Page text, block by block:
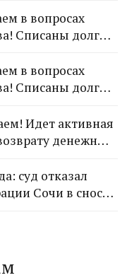
о взыскании с
650 000 рублей!
в вопросах
Списаны долги
в вопросах
Списаны долги
Идет активная
денежных
17.07.1983 г.р.
суд отказал
Сочи в сносе